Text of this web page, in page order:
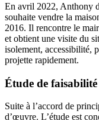
En avril 2022, Anthony
souhaite vendre la
2016. Il rencontre le
et obtient une visite du
isolement, accessibilité,
projette rapidement.
Étude de faisabilité
Suite à l’accord de
d’œuvre. L’étude est